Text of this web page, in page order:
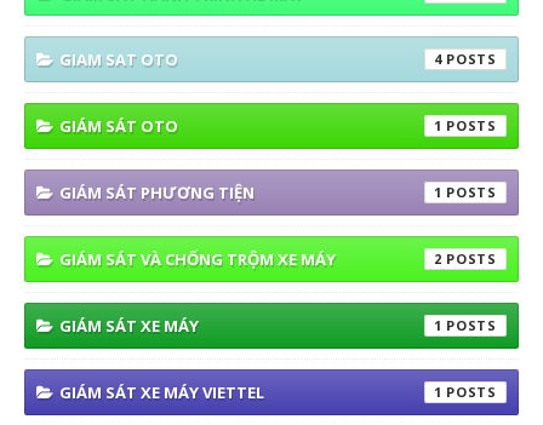
GIAM SAT OTO 4
GIÁM SÁT OTO 1
GIÁM SÁT PHƯƠNG TIỆN 1
GIÁM SÁT VÀ CHỐNG TRỘM XE MÁY 2
GIÁM SÁT XE MÁY 1
GIÁM SÁT XE MÁY VIETTEL 1